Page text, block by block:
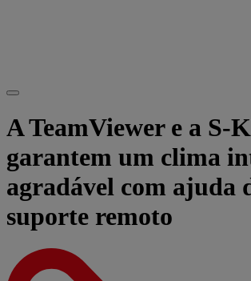
A TeamViewer e a S-
garantem um clima
agradável com ajuda
suporte remoto